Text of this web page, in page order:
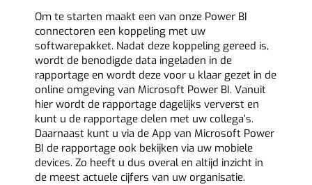
Om te starten maakt een van onze Power BI
connectoren een koppeling met uw
softwarepakket. Nadat deze koppeling gereed is,
wordt de benodigde data ingeladen in de
rapportage en wordt deze voor u klaar gezet in de
online omgeving van Microsoft Power BI. Vanuit
hier wordt de rapportage dagelijks ververst en
kunt u de rapportage delen met uw collega’s.
Daarnaast kunt u via de App van Microsoft Power
BI de rapportage ook bekijken via uw mobiele
devices. Zo heeft u dus overal en altijd inzicht in
de meest actuele cijfers van uw organisatie.